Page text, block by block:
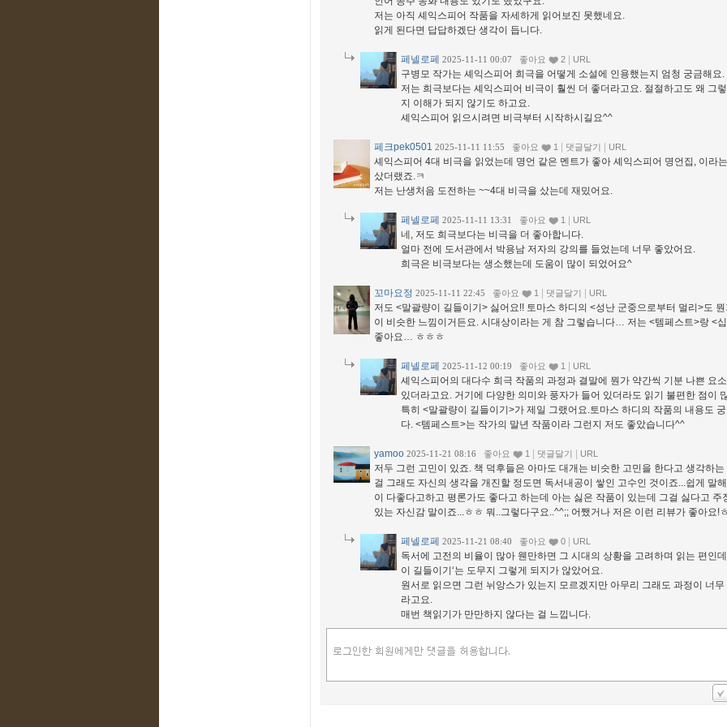
저는 아직 셰익스피어 작품을 자세하게 읽어보진 못했네요.
읽게 된다면 답답하겠단 생각이 듭니다.
페넬로페 2025-11-11 00:07 좋아요 2 URL
구병모 작가는 셰익스피어 희극을 어떻게 소설에 인용했는지 엄청 궁금해요.
저는 희극보다는 셰익스피어 비극이 훨씬 더 좋더라고요. 절절하고도 왜 그
지 이해가 되지 않기도 하고요.
셰익스피어 읽으시려면 비극부터 시작하시길요^^
페크pek0501 2025-11-11 11:55 좋아요 1 댓글달기 URL
셰익스피어 4대 비극을 읽었는데 명언 같은 멘트가 좋아 셰익스피어 명언집, 이라
샀더랬죠.ㅋ
저는 난생처음 도전하는 ~~4대 비극을 샀는데 재밌어요.
페넬로페 2025-11-11 13:31 좋아요 1 URL
네, 저도 희극보다는 비극을 더 좋아합니다.
얼마 전에 도서관에서 박용남 저자의 강의를 들었는데 너무 좋았어요.
희극은 비극보다는 생소했는데 도움이 많이 되었어요^
꼬마요정 2025-11-11 22:45 좋아요 1 댓글달기 URL
저도 <말괄량이 길들이기> 싫어요!! 토마스 하디의 <성난 군중으로부터 멀리>도
이 비슷한 느낌이거든요. 시대상이라는 게 참 그렇습니다… 저는 <템페스트>랑 <
좋아요… ㅎㅎㅎ
페넬로페 2025-11-12 00:19 좋아요 1 URL
셰익스피어의 대다수 희극 작품의 과정과 결말에 뭔가 약간씩 기분 나쁜 요
있더라고요. 거기에 다양한 의미와 풍자가 들어 있더라도 읽기 불편한 점이
특히 <말괄량이 길들이기>가 제일 그랬어요.토마스 하디의 작품의 내용도 궁
다. <템페스트>는 작가의 말년 작품이라 그런지 저도 좋았습니다^^
yamoo 2025-11-21 08:16 좋아요 1 댓글달기 URL
저두 그런 고민이 있죠. 책 덕후들은 아마도 대개는 비슷한 고민을 한다고 생각하는
걸 그래도 자신의 생각을 개진할 정도면 독서내공이 쌓인 고수인 것이죠...쉽게 말
이 다좋다고하고 평론가도 좋다고 하는데 아는 싫은 작품이 있는데 그걸 싫다고 주
있는 자신감 말이죠...ㅎㅎ 뭐..그렇다구요..^^;; 어쨌거나 저은 이런 리뷰가 좋아요!
페넬로페 2025-11-21 08:40 좋아요 0 URL
독서에 고전의 비율이 많아 웬만하면 그 시대의 상황을 고려하며 읽는 편인데
이 길들이기‘는 도무지 그렇게 되지가 않았어요.
원서로 읽으면 그런 뉘앙스가 있는지 모르겠지만 아무리 그래도 과정이 너무
라고요.
매번 책읽기가 만만하지 않다는 걸 느낍니다.